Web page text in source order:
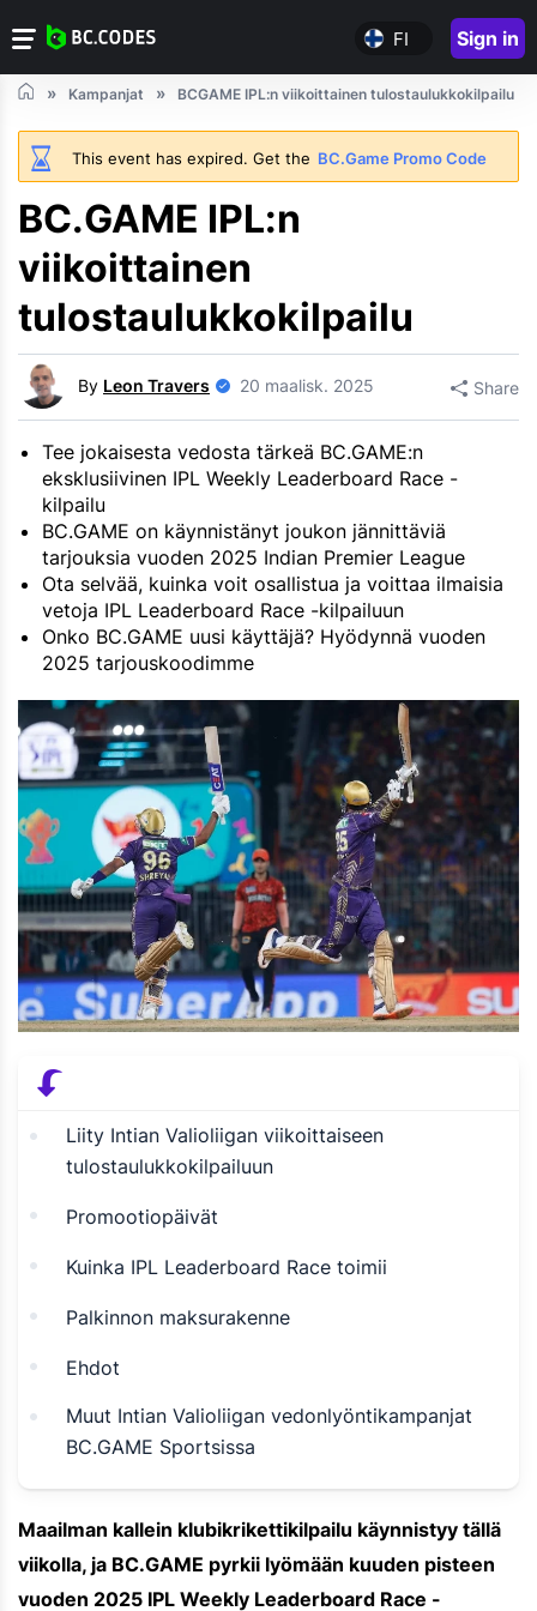
FI Sign in
Kampanjat BCGAME IPL:n viikoittainen tulostaulukkokilpailu
This event has expired. Get the BC.Game Promo Code
BC.GAME IPL:n
viikoittainen
tulostaulukkokilpailu
By Leon Travers 20 maalisk. 2025 Share
Tee jokaisesta vedosta tärkeä BC.GAME:n
eksklusiivinen IPL Weekly Leaderboard Race -
kilpailu
BC.GAME on käynnistänyt joukon jännittäviä
tarjouksia vuoden 2025 Indian Premier League
Ota selvää, kuinka voit osallistua ja voittaa ilmaisia
vetoja IPL Leaderboard Race -kilpailuun
Onko BC.GAME uusi käyttäjä? Hyödynnä vuoden
2025 tarjouskoodimme
Liity Intian Valioliigan viikoittaiseen
tulostaulukkokilpailuun
Promootiopäivät
Kuinka IPL Leaderboard Race toimii
Palkinnon maksurakenne
Ehdot
Muut Intian Valioliigan vedonlyöntikampanjat
BC.GAME Sportsissa
Maailman kallein klubikrikettikilpailu käynnistyy tällä
viikolla, ja BC.GAME pyrkii lyömään kuuden pisteen
vuoden 2025 IPL Weekly Leaderboard Race -